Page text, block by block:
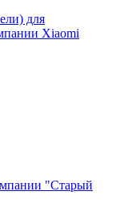
для
Xiaomi
"Старый